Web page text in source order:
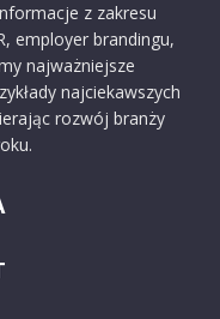
z zakresu
employer brandingu,
najważniejsze
najciekawszych
rozwój branży